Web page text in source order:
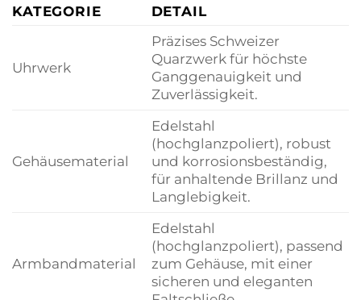
KATEGORIE DETAIL
Uhrwerk
Präzises Schweizer
Quarzwerk für höchste
Ganggenauigkeit und
Zuverlässigkeit.
Gehäusematerial
Edelstahl
(hochglanzpoliert), robust
und korrosionsbeständig,
für anhaltende Brillanz und
Langlebigkeit.
Armbandmaterial
Edelstahl
(hochglanzpoliert), passend
zum Gehäuse, mit einer
sicheren und eleganten